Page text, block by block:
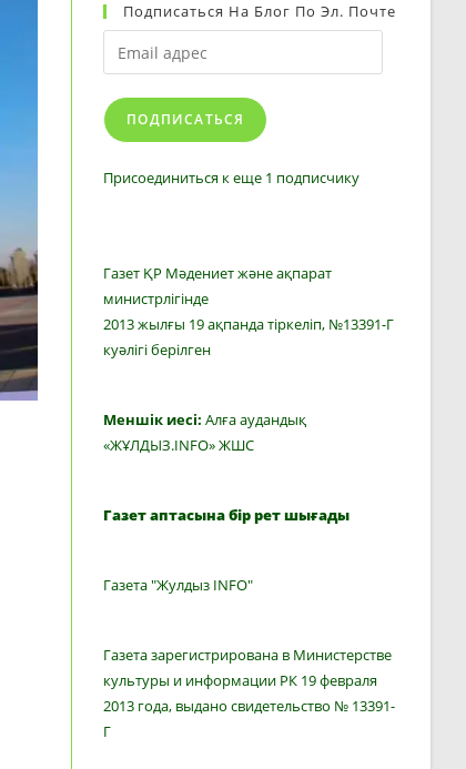
Подписаться На Блог По Эл. Почте
Email
адрес
ПОДПИСАТЬСЯ
Присоединиться к еще 1 подписчику
Газет ҚР Мәдениет және ақпарат
министрлігінде
2013 жылғы 19 ақпанда тіркеліп, №13391-Г
куәлігі берілген
Меншік иесі: Алға аудандық
«ЖҰЛДЫЗ.INFO» ЖШС
Газет аптасына бір рет шығады
Газета "Жулдыз INFO"
Газета зарегистрирована в Министерстве
культуры и информации РК 19 февраля
2013 года, выдано свидетельство № 13391-
Г